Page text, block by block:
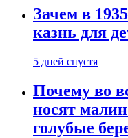
Зачем в
казнь для
5 дней спустя
Почему во
носят
голубые